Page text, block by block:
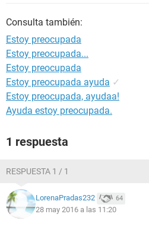
Consulta también:
Estoy preocupada
Estoy preocupada...
Estoy preocupada
Estoy preocupada ayuda ✓
Estoy preocupada, ayudaa!
Ayuda estoy preocupada.
1 respuesta
RESPUESTA 1 / 1
LorenaPradas232 64
28 may 2016 a las 11:20